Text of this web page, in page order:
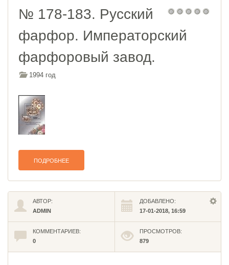
№ 178-183. Русский
фарфор. Императорский
фарфоровый завод.
1994 год
ПОДРОБНЕЕ
АВТОР:
ADMIN
ДОБАВЛЕНО:
17-01-2018, 16:59
КОММЕНТАРИЕВ:
0
ПРОСМОТРОВ:
879